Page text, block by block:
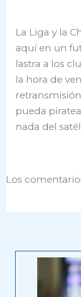
La Liga y la
aquí en un
lastra a los
la hora de
pueda
nada del
Los